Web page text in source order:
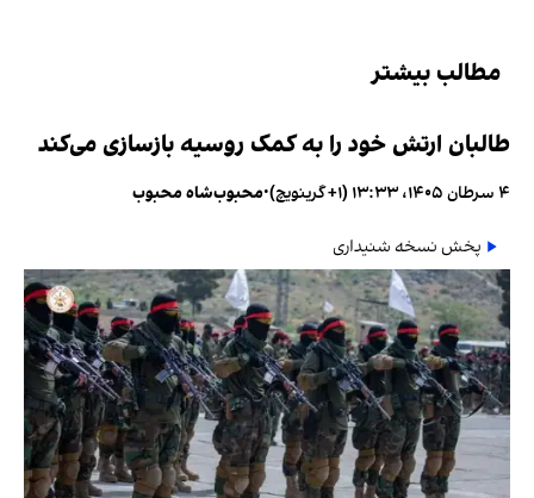
مطالب بیشتر
طالبان ارتش خود را به کمک روسیه بازسازی می‌کند
۴ سرطان ۱۴۰۵، ۱۳:۳۳ (‎+۱ گرینویچ) •محبوب‌شاه محبوب
پخش نسخه شنیداری